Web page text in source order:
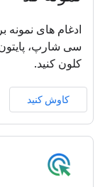
ادغام های نمونه
سی شارپ،
کلون کنید.
کاوش کنید